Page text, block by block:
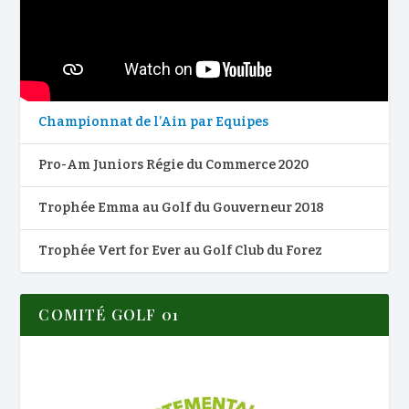
Championnat de l’Ain par Equipes
Pro-Am Juniors Régie du Commerce 2020
Trophée Emma au Golf du Gouverneur 2018
Trophée Vert for Ever au Golf Club du Forez
COMITÉ GOLF 01